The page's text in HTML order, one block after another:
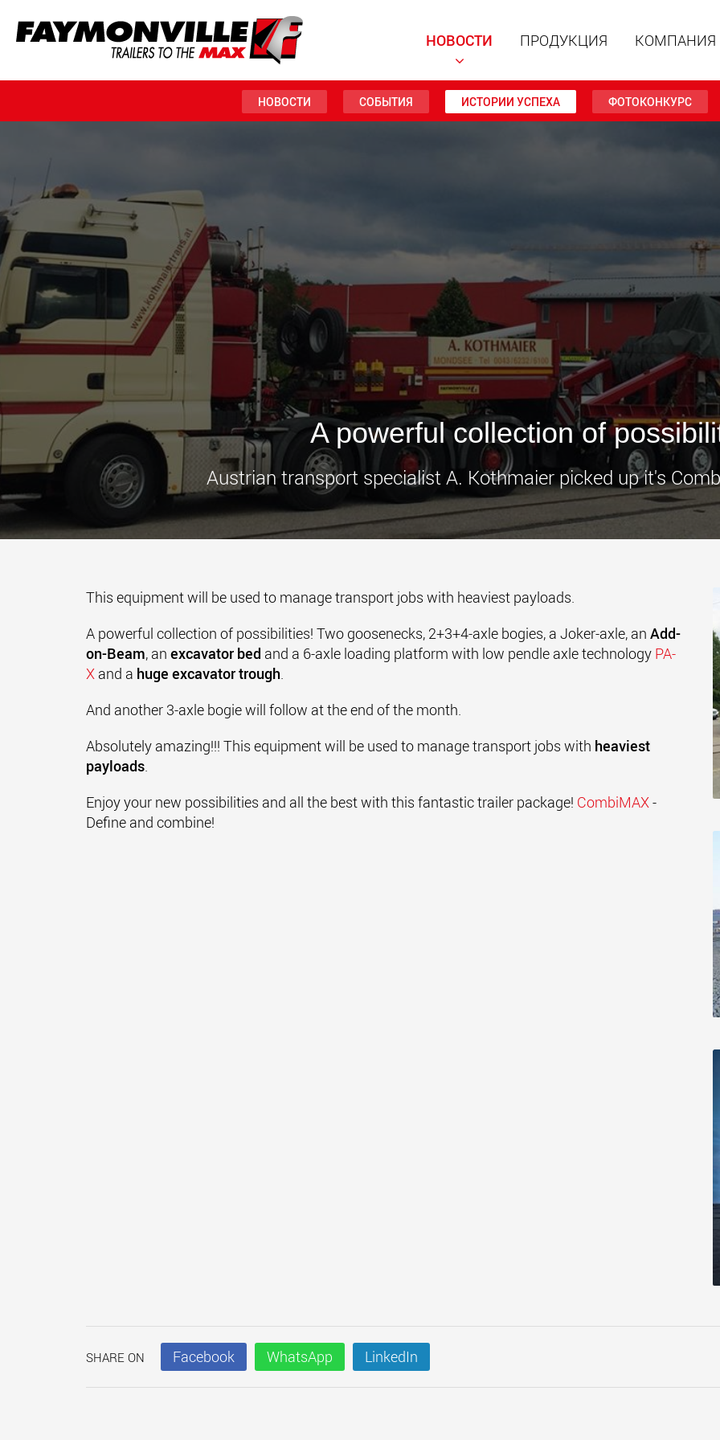
до 500 т
для
НОВОСТИ ПРОДУКЦИЯ КОМПАНИЯ
НОВОСТИ СОБЫТИЯ ИСТОРИИ УСПЕХА ФОТОКОНКУРС
A powerful collection of
Austrian transport specialist A. Kothmaier picked up it's
This equipment will be used to manage transport jobs with heaviest payloads.
A powerful collection of possibilities! Two goosenecks, 2+3+4-axle bogies, a Joker-axle, an Add-
on-Beam, an excavator bed and a 6-axle loading platform with low pendle axle technology PA-
X and a huge excavator trough.
And another 3-axle bogie will follow at the end of the month.
Absolutely amazing!!! This equipment will be used to manage transport jobs with heaviest
payloads.
Enjoy your new possibilities and all the best with this fantastic trailer package! CombiMAX-
Define and combine!
SHARE ON Facebook WhatsApp LinkedIn